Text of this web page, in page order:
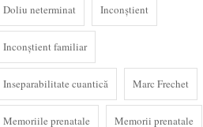
Doliu neterminat Inconștient
Inconștient familiar
Inseparabilitate cuantică Marc Frechet
Memoriile prenatale Memorii prenatale